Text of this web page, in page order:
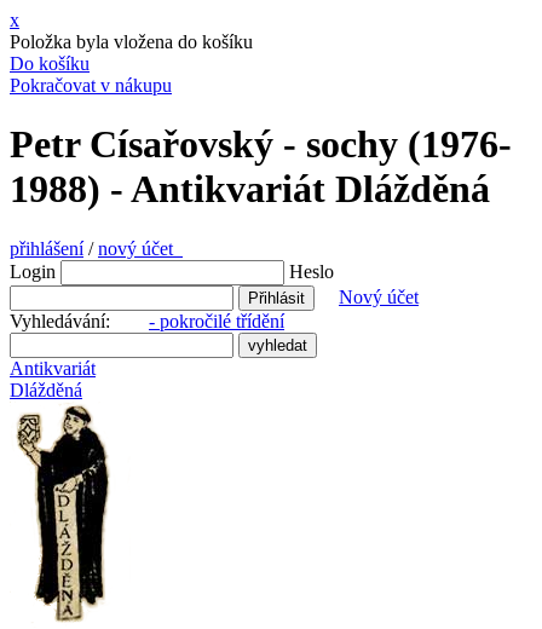
x
Položka byla vložena do košíku
Do košíku
Pokračovat v nákupu
Petr Císařovský - sochy (1976-
1988) - Antikvariát Dlážděná
přihlášení/nový účet
Login
Heslo
Nový účet
Vyhledávání: - pokročilé třídění
Antikvariát
Dlážděná